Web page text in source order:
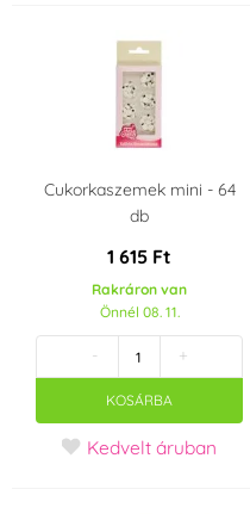
Cukorkaszemek mini - 64
db
1 615 Ft
Rakráron van
Önnél 08. 11.
- +
KOSÁRBA
Kedvelt áruban